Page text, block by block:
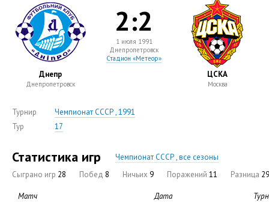
Днепр
Днепропетровск
2:2
1 июля 1991
Днепропетровск
Стадион «Метеор»
ЦСКА
Москва
Турнир
Чемпионат СССР , 1991
Тур
17
Статистика игр
Чемпионат СССР , все сезоны
Сыграно игр 28 Побед 8 Ничьих 9 Поражений 11 Разница
Матч Дата